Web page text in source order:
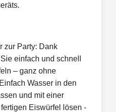
zur Party: Dank
einfach und schnell
– ganz ohne
Wasser in den
und mit einer
Eiswürfel lösen -